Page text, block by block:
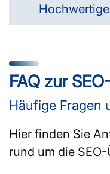
FAQ zur
Häufige Fragen
Hier finden Sie
rund um die